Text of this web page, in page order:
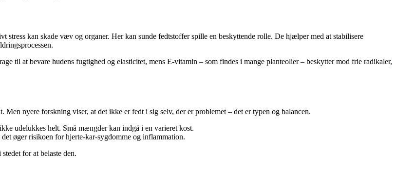
kan skade væv og organer. Her kan sunde fedtstoffer spille en beskyttende rolle. De hjælper med at stabilisere
til at bevare hudens fugtighed og elasticitet, mens E-vitamin – som findes i mange planteolier – beskytter mod frie radikaler,
nyere forskning viser, at det ikke er fedt i sig selv, der er problemet – det er typen og balancen.
udelukkes helt. Små mængder kan indgå i en varieret kost.
øger risikoen for hjerte-kar-sygdomme og inflammation.
for at belaste den.